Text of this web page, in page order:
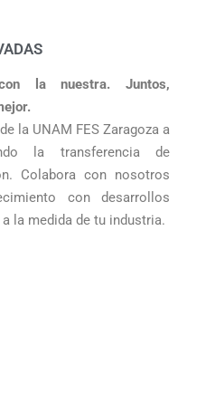
la nuestra. Juntos,
la UNAM FES Zaragoza a
la transferencia de
Colabora con nosotros
con desarrollos
la medida de tu industria.